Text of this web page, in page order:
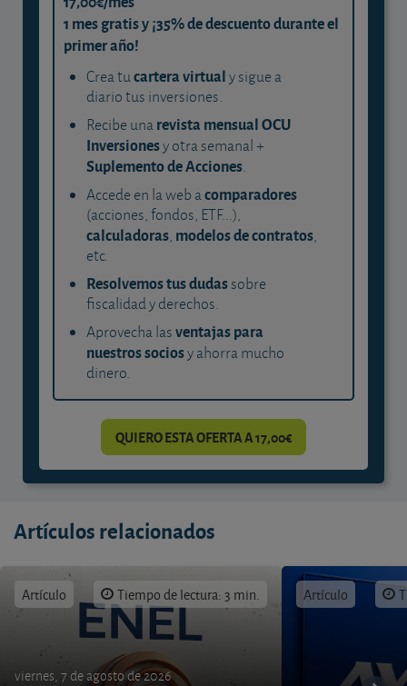
1 mes gratis y ¡35% de descuento durante el
primer año!
Crea tucartera virtualy sigue a
diario tus inversiones.
Recibe unarevista mensual OCU
Inversionesy otra semanal +
Suplemento de Acciones.
Accede en la web acomparadores
(acciones, fondos, ETF...),
calculadoras, modelos de contratos,
etc.
Resolvemos tus dudassobre
fiscalidad y derechos.
Aprovecha lasventajas para
nuestros sociosy ahorra mucho
dinero.
QUIERO ESTA OFERTA A 17,00€
Artículos relacionados
Artículo Tiempo de lectura: 3 min.
viernes, 7 de agosto de 2026
Artículo